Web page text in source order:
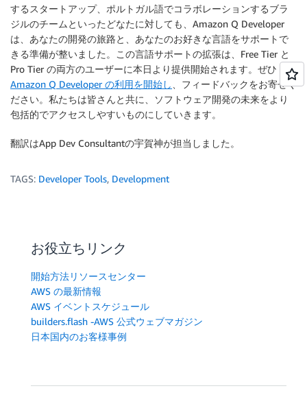
するスタートアップ、ポルトガル語でコラボレーションするブラ
ジルのチームといったどなたに対しても、Amazon Q Developer
は、あなたの開発の旅路と、あなたのお好きな言語をサポートで
きる準備が整いました。この言語サポートの拡張は、Free Tier と
Pro Tier の両方のユーザーに本日より提供開始されます。ぜひ
Amazon Q Developer の利用を開始し
、フィードバックをお寄せく
ださい。私たちは皆さんと共に、ソフトウェア開発の未来をより
包括的でアクセスしやすいものにしていきます。
翻訳はApp Dev Consultantの宇賀神が担当しました。
TAGS: Developer Tools, Development
お役立ちリンク
開始方法リソースセンター
AWS の最新情報
AWS イベントスケジュール
builders.flash -AWS 公式ウェブマガジン
日本国内のお客様事例